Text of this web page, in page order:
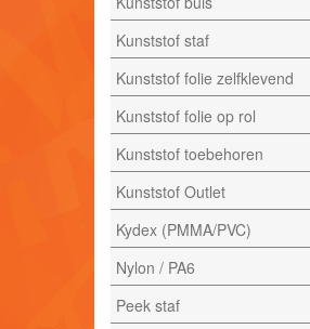
Kunststof staf
Kunststof folie zelfklevend
Kunststof folie op rol
Kunststof toebehoren
Kunststof Outlet
Kydex (PMMA/PVC)
Nylon / PA6
Peek staf